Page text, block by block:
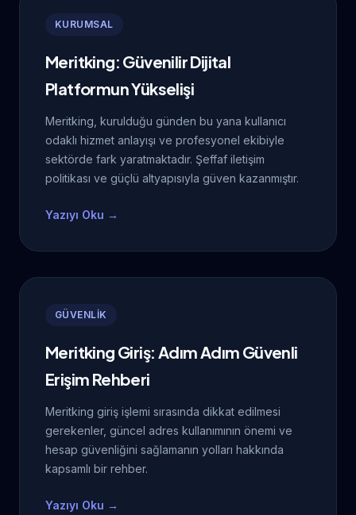
KURUMSAL
Meritking: Güvenilir Dijital
Platformun Yükselişi
Meritking, kurulduğu günden bu yana kullanıcı
odaklı hizmet anlayışı ve profesyonel ekibiyle
sektörde fark yaratmaktadır. Şeffaf iletişim
politikası ve güçlü altyapısıyla güven kazanmıştır.
Yazıyı Oku →
GÜVENLİK
Meritking Giriş: Adım Adım Güvenli
Erişim Rehberi
Meritking giriş işlemi sırasında dikkat edilmesi
gerekenler, güncel adres kullanımının önemi ve
hesap güvenliğini sağlamanın yolları hakkında
kapsamlı bir rehber.
Yazıyı Oku →